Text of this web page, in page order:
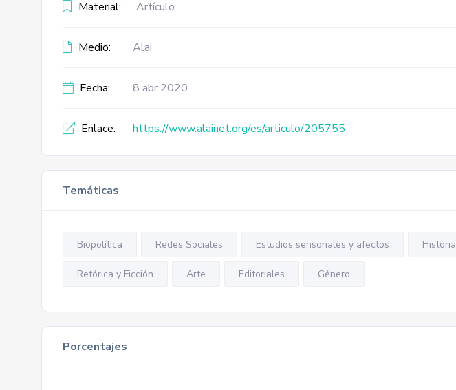
Material: Artículo
Medio: Alai
Fecha: 8 abr 2020
Enlace: https://www.alainet.org/es/articulo/205755
Temáticas
Biopolítica Redes Sociales Estudios sensoriales y afectos Historia
Retórica y Ficción Arte Editoriales Género
Porcentajes